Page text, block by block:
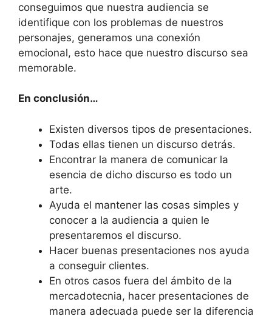
conseguimos que nuestra audiencia se
identifique con los problemas de nuestros
personajes, generamos una conexión
emocional, esto hace que nuestro discurso sea
memorable.
En conclusión…
Existen diversos tipos de presentaciones.
Todas ellas tienen un discurso detrás.
Encontrar la manera de comunicar la
esencia de dicho discurso es todo un
arte.
Ayuda el mantener las cosas simples y
conocer a la audiencia a quien le
presentaremos el discurso.
Hacer buenas presentaciones nos ayuda
a conseguir clientes.
En otros casos fuera del ámbito de la
mercadotecnia, hacer presentaciones de
manera adecuada puede ser la diferencia